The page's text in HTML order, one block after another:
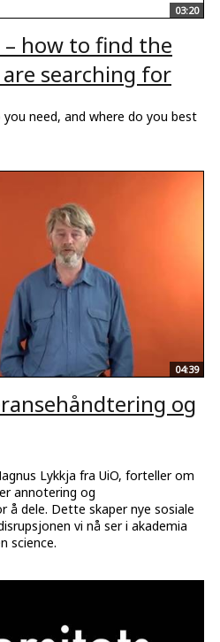
03:20
how to find the
searching for
need, and where do you best
04:39
og
Lykkja fra UiO, forteller om
annotering og
å dele. Dette skaper nye sosiale
vi nå ser i akademia
science.